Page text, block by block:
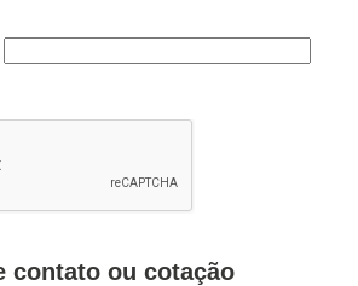
contato ou cotação